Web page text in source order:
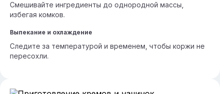
Смешивайте ингредиенты до однородной массы,
избегая комков.
Выпекание и охлаждение
Следите за температурой и временем, чтобы коржи не
пересохли.